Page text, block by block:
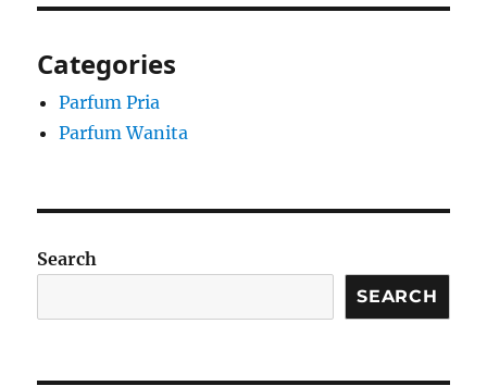
Categories
Parfum Pria
Parfum Wanita
Search
SEARCH